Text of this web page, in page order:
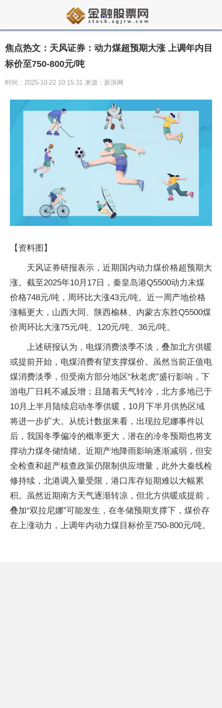
焦点热文：天风证券：动力煤超预期大涨 上调年内目
标价至750-800元/吨
时间：2025-10-22 10:15:31 来源：新浪网
【资料图】
天风证券研报表示，近期国内动力煤价格超预期大
涨。截至2025年10月17日，秦皇岛港Q5500动力末煤
价格748元/吨，周环比大涨43元/吨。近一周产地价格
涨幅更大，山西大同、陕西榆林、内蒙古东胜Q5500煤
价周环比大涨75元/吨、120元/吨、36元/吨。
上述研报认为，电煤消费淡季不淡，叠加北方供暖
或提前开始，电煤消费有望支撑煤价。虽然当前正值电
煤消费淡季，但受南方部分地区“秋老虎”盛行影响，下
游电厂日耗不减反增；且随着天气转冷，北方多地已于
10月上半月陆续启动冬季供暖，10月下半月供热区域
将进一步扩大。从统计数据来看，出现拉尼娜事件以
后，我国冬季偏冷的概率更大，潜在的冷冬预期也将支
撑动力煤冬储情绪。近期产地降雨影响逐渐减弱，但安
全检查和超产核查政策仍限制供应增量，此外大秦线检
修持续，北港调入量受限，港口库存短期难以大幅累
积。虽然近期南方天气逐渐转凉，但北方供暖或提前，
叠加“双拉尼娜”可能发生，在冬储预期支撑下，煤价存
在上涨动力，上调年内动力煤目标价至750-800元/吨。